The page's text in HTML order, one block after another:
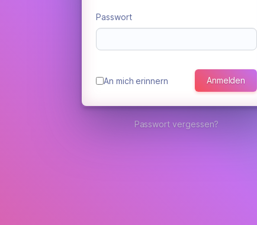
Passwort
An mich erinnern Anmelden
Passwort vergessen?